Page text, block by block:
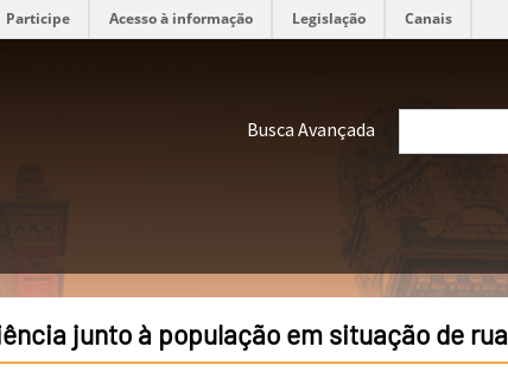
Participe Acesso à informação Legislação Canais
Busca Avançada
junto à população em situação de rua